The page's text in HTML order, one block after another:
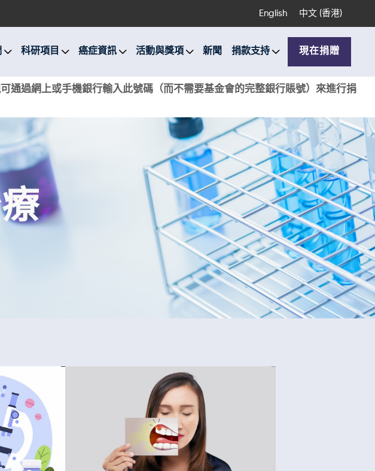
English 中文 (香港)
科研項目 癌症資訊 活動與獎項 新聞 捐款支持 現在捐贈
通過網上或手機銀行輸入此號碼（而不需要基金會的完整銀行賬號）來進行捐